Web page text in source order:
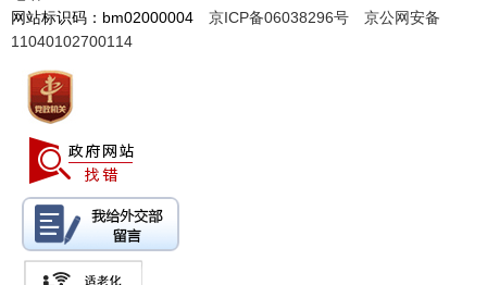
网站标识码：bm02000004 京ICP备06038296号
京公网安备
11040102700114